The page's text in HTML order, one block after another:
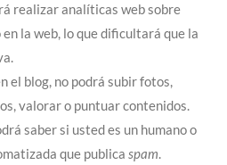
realizar analíticas web sobre
la web, lo que dificultará que la
el blog, no podrá subir fotos,
valorar o puntuar contenidos.
saber si usted es un humano o
que publica spam.